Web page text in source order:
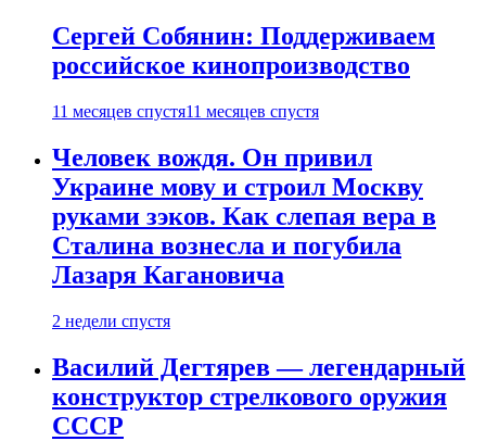
Сергей Собянин: Поддерживаем
российское кинопроизводство
11 месяцев спустя11 месяцев спустя
Человек вождя. Он привил
Украине мову и строил Москву
руками зэков. Как слепая вера в
Сталина вознесла и погубила
Лазаря Кагановича
2 недели спустя
Василий Дегтярев — легендарный
конструктор стрелкового оружия
СССР